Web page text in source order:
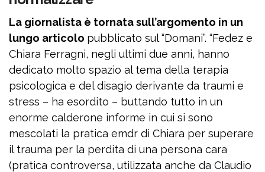
La giornalista è tornata sull’argomento in un
lungo articolo pubblicato sul “Domani”. “Fedez e
Chiara Ferragni, negli ultimi due anni, hanno
dedicato molto spazio al tema della terapia
psicologica e del disagio derivante da traumi e
stress – ha esordito – buttando tutto in un
enorme calderone informe in cui si sono
mescolati la pratica emdr di Chiara per superare
il trauma per la perdita di una persona cara
(pratica controversa, utilizzata anche da Claudio